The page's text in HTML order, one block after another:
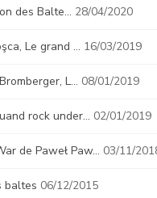
des Balte… 28/04/2020
Le grand … 16/03/2019
L… 08/01/2019
rock under… 02/01/2019
de Paweł Paw… 03/11/
baltes 06/12/2015